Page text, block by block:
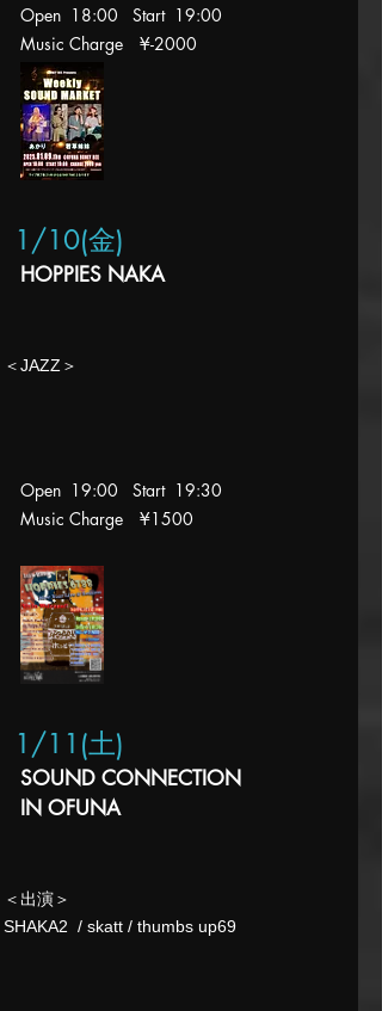
Open 18:00 Start 19:00
Music Charge ¥-2000
1/10(金)
HOPPIES NAKA
​＜JAZZ＞
Open 19:00 Start 19:30
Music Charge ¥1500
1/11(土)
SOUND CONNECTION
IN OFUNA
​＜出演＞
SHAKA2 / skatt / thumbs up69​